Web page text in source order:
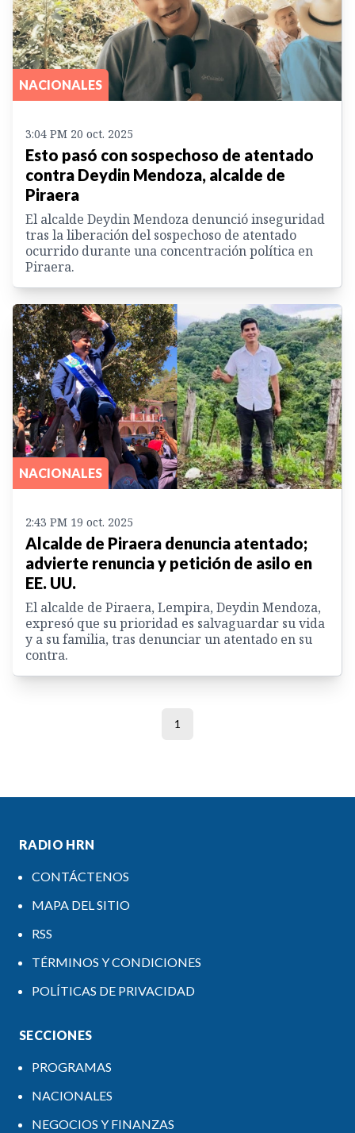
NACIONALES
3:04 PM 20 oct. 2025
Esto pasó con sospechoso de atentado
contra Deydin Mendoza, alcalde de
Piraera
El alcalde Deydin Mendoza denunció inseguridad
tras la liberación del sospechoso de atentado
ocurrido durante una concentración política en
Piraera.
NACIONALES
2:43 PM 19 oct. 2025
Alcalde de Piraera denuncia atentado;
advierte renuncia y petición de asilo en
EE. UU.
El alcalde de Piraera, Lempira, Deydin Mendoza,
expresó que su prioridad es salvaguardar su vida
y a su familia, tras denunciar un atentado en su
contra.
1
RADIO HRN
CONTÁCTENOS
MAPA DEL SITIO
RSS
TÉRMINOS Y CONDICIONES
POLÍTICAS DE PRIVACIDAD
SECCIONES
PROGRAMAS
NACIONALES
NEGOCIOS Y FINANZAS